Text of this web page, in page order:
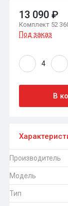
13 090 ₽
Комплект 52
Под заказ
В
Производитель
Модель
Тип